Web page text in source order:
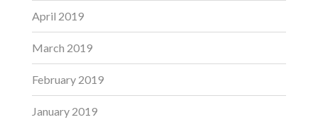
April 2019
March 2019
February 2019
January 2019